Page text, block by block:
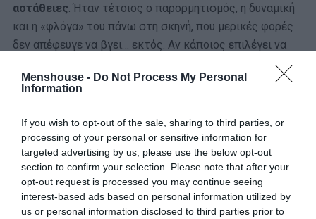
Menshouse - Do Not Process My Personal
Information
If you wish to opt-out of the sale, sharing to third parties, or
processing of your personal or sensitive information for
targeted advertising by us, please use the below opt-out
section to confirm your selection. Please note that after your
opt-out request is processed you may continue seeing
interest-based ads based on personal information utilized by
us or personal information disclosed to third parties prior to
αστάθειες . Ήταν τέτοιος ο παρορμητισμός, η δυναμική
και η «φλόγα» του πάνω στη σκηνή, που μερικές φορές
δεν απέφευγε να βγει… εκτός. Αν κάποιος επιλέγει να
παρτιτούρα, αυτή είναι η αλήθεια.
ολισθήματα, ο Μητροπάνος απέκτησε ακόμα ένα
στοιχείο από τα πολλά που τον έκαναν ιδιαίτερο. Δεν το
έκανε επίτηδες. Ανέβαινε πάνω και τα έδινε όλα.Χωρίς
υπερβολή, ήταν καλύτερος στις «ζωντανές»
εμφανίσεις παρά στις ηχογραφήσεις. Αυτό το ζεστό